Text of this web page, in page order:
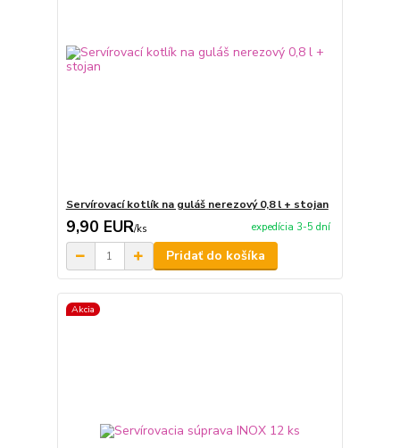
Servírovací kotlík na guláš nerezový 0,8 l + stojan
9,90 EUR/ks expedícia 3-5 dní
Pridať do košíka
Akcia